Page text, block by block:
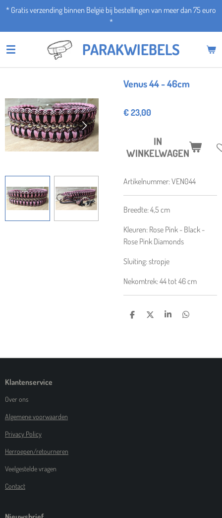
Ga
naar
de
PARAKWIEBELS
* Gratis verzending binnen België bij bestellingen van meer dan 75 euro
*
Venus 44 - 46cm
€ 23,00
IN
WINKELWAGEN
Artikelnummer:VEN044
Breedte: 4,5 cm
Kleuren: Rose Pink - Black -
Rose Pink Diamonds
Sluiting: stropje
Nekomtrek: 44 tot 46 cm
D
D
S
D
Klantenservice
Over ons
Algemene voorwaarden
Privacy Policy
Herroepen/retourneren
Veelgestelde vragen
Contact